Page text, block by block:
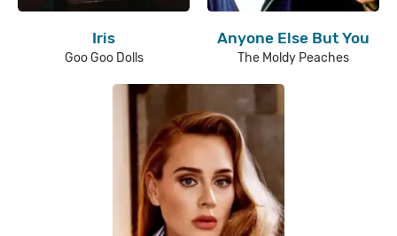
Iris
Goo Goo Dolls
Anyone Else But You
The Moldy Peaches